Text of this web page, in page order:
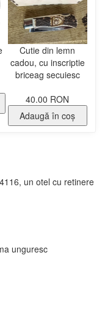
Cutie din lemn
cadou, cu inscriptie
briceag secuiesc
40.00 RON
Adaugă în coş
un otel cu retinere
unguresc